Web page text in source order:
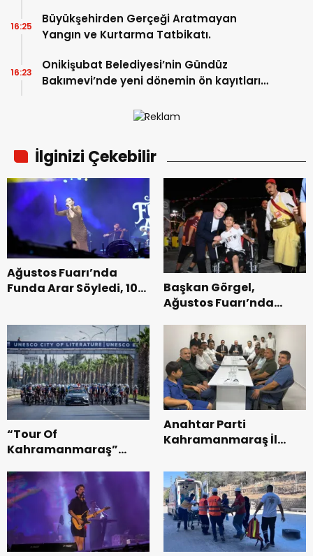
Büyükşehirden Gerçeği Aratmayan
Yangın ve Kurtarma Tatbikatı.
16:25
Onikişubat Belediyesi’nin Gündüz
Bakımevi’nde yeni dönemin ön kayıtları
16:23
İlginizi Çekebilir
Ağustos Fuarı’nda
Funda Arar Söyledi, 100
Başkan Görgel,
Ağustos Fuarı’nda
Vatandaşlarla
Buluştu.
“Tour Of
Kahramanmaraş”
Bisikleti Turnuvası
Tamamlandı.
Anahtar Parti
Kahramanmaraş İl
Teşkilatı ile buluştu.